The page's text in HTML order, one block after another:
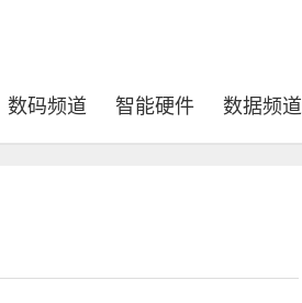
数码频道 智能硬件 数据频道